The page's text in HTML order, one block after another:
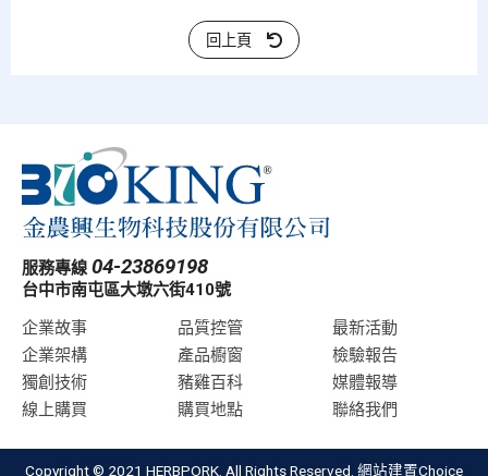
回上頁
服務專線 04-23869198
台中市南屯區大墩六街410號
企業故事
企業架構
獨創技術
品質控管
產品櫥窗
豬雞百科
最新活動
檢驗報告
媒體報導
線上購買
購買地點 聯絡我們
Copyright © 2021 HERBPORK. All Rights Reserved. 網站建置Choice